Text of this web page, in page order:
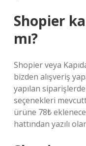
Shopier
mı?
Shopier veya
bizden alışveriş
yapılan
seçenekleri
ürüne 78₺
hattından yazılı